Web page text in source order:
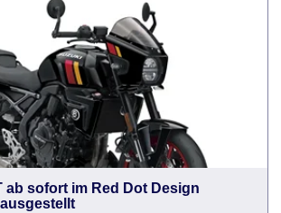
ab sofort im Red Dot Design